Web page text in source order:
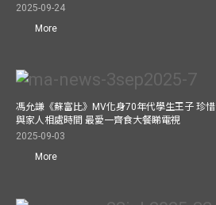
2025-09-24
More
馮允謙《蘇富比》MV化身70年代學生王子 珍惜
與家人相處時間 最愛一齊食大餐睇電視
2025-09-03
More